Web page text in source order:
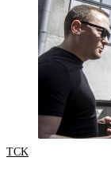
TCK